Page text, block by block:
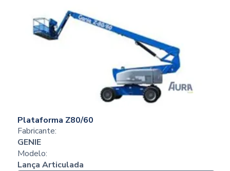
Plataforma Z80/60
Fabricante:
GENIE
Modelo:
Lança Articulada